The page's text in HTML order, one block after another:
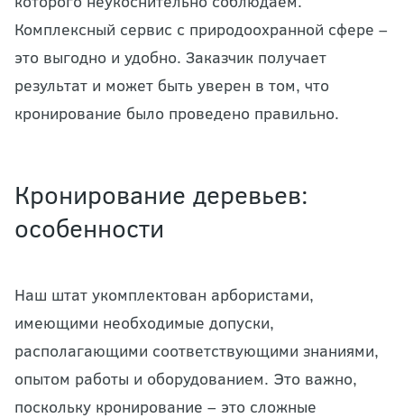
Комплексный сервис с природоохранной сфере –
это выгодно и удобно. Заказчик получает
результат и может быть уверен в том, что
кронирование было проведено правильно.
Кронирование деревьев:
особенности
Наш штат укомплектован арбористами,
имеющими необходимые допуски,
располагающими соответствующими знаниями,
опытом работы и оборудованием. Это важно,
поскольку кронирование – это сложные